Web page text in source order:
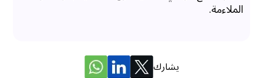
الملاءمة.
يشارك